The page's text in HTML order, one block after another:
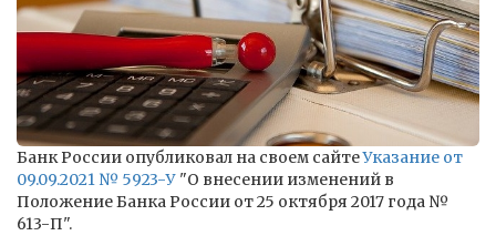
Банк России опубликовал на своем сайтеУказание от
09.09.2021 № 5923-У "О внесении изменений в
Положение Банка России от 25 октября 2017 года №
613-П".